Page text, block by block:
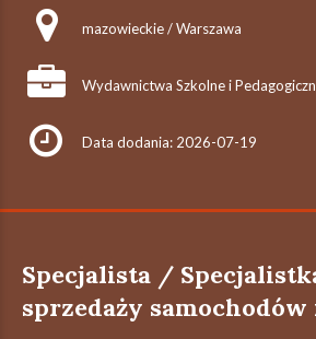
mazowieckie / Warszawa
Wydawnictwa Szkolne i
Data dodania: 2026-07-19
Specjalista /
sprzedaży